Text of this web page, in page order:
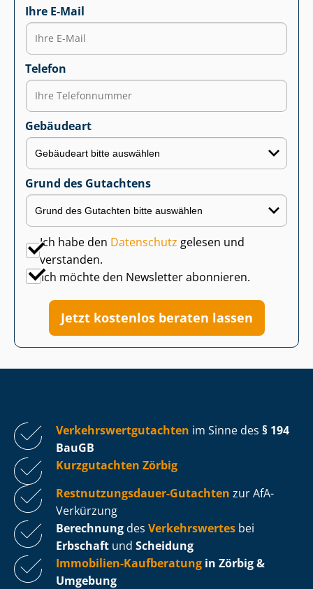
Ihre E-Mail
Telefon
Gebäudeart
Grund des Gutachtens
Ich habe den Datenschutz gelesen und
verstanden.
Ich möchte den Newsletter abonnieren.
Jetzt kostenlos beraten lassen
Ver­kehrs­wert­gut­ach­ten im Sinne des § 194
BauGB
Kurzgutachten Zörbig
Rest­nut­zungs­dau­er-Gutachten zur AfA-
Verkürzung
Berechnung des Verkehrswertes bei
Erbschaft und Scheidung
Immobilien-Kaufberatung in Zörbig &
Umgebung